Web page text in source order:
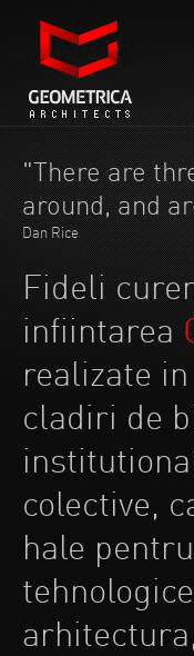
"There are
around, and
Dan Rice
Fideli
infiintarea
realizate
cladiri de
colective,
hale